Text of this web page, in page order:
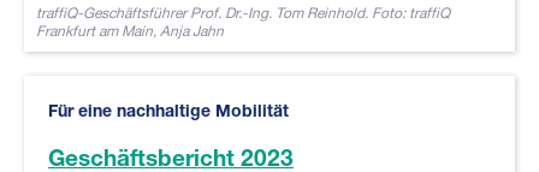
traffiQ-Geschäftsführer Prof. Dr.-Ing. Tom Reinhold. Foto: traffiQ
Frankfurt am Main, Anja Jahn
Für eine nachhaltige Mobilität
Geschäftsbericht 2023